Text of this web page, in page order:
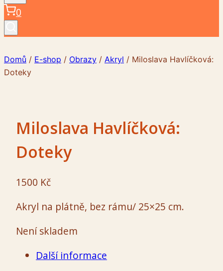
0
Domů / E-shop / Obrazy / Akryl / Miloslava Havlíčková:
Doteky
Miloslava Havlíčková:
Doteky
1500 Kč
Akryl na plátně, bez rámu/ 25×25 cm.
Není skladem
Další informace